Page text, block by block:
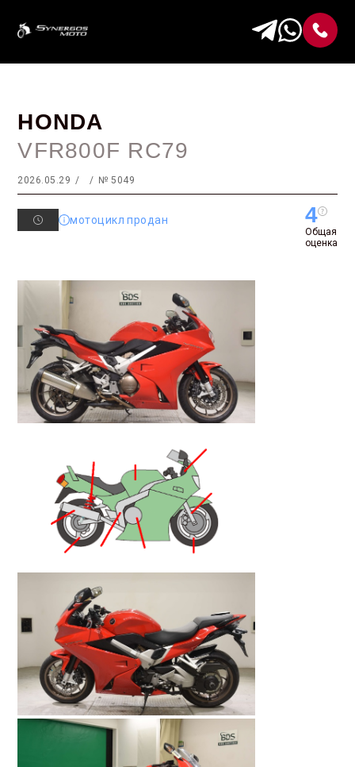
HONDA
VFR800F RC79
2026.05.29 № 5049
мотоцикл продан 4
Общая
оценка